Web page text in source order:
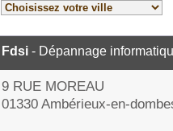
Fdsi - Dépannage
9 RUE MOREAU
01330 Ambérieux-en-